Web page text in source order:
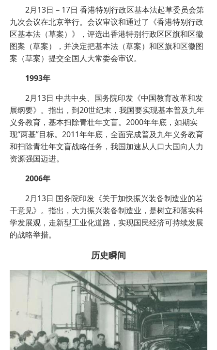
2月13日－17日 香港特别行政区基本法起草委员会第
九次会议在北京举行。会议审议和通过了《香港特别行政
区基本法（草案）》，评选出香港特别行政区区旗和区徽
图案（草案），并决定把基本法（草案）和区旗和区徽图
案（草案）提交全国人大常委会审议。
1993年
2月13日 中共中央、国务院印发《中国教育改革和发
展纲要》。指出，到20世纪末，我国要实现基本普及九年
义务教育，基本扫除青壮年文盲。2000年年底，如期实
现“两基”目标。2011年年底，全面完成普及九年义务教育
和扫除青壮年文盲战略任务，我国加速从人口大国向人力
资源强国迈进。
2006年
2月13日 国务院印发《关于加快振兴装备制造业的若
干意见》。指出，大力振兴装备制造业，是树立和落实科
学发展观，走新型工业化道路，实现国民经济可持续发展
的战略举措。
历史瞬间